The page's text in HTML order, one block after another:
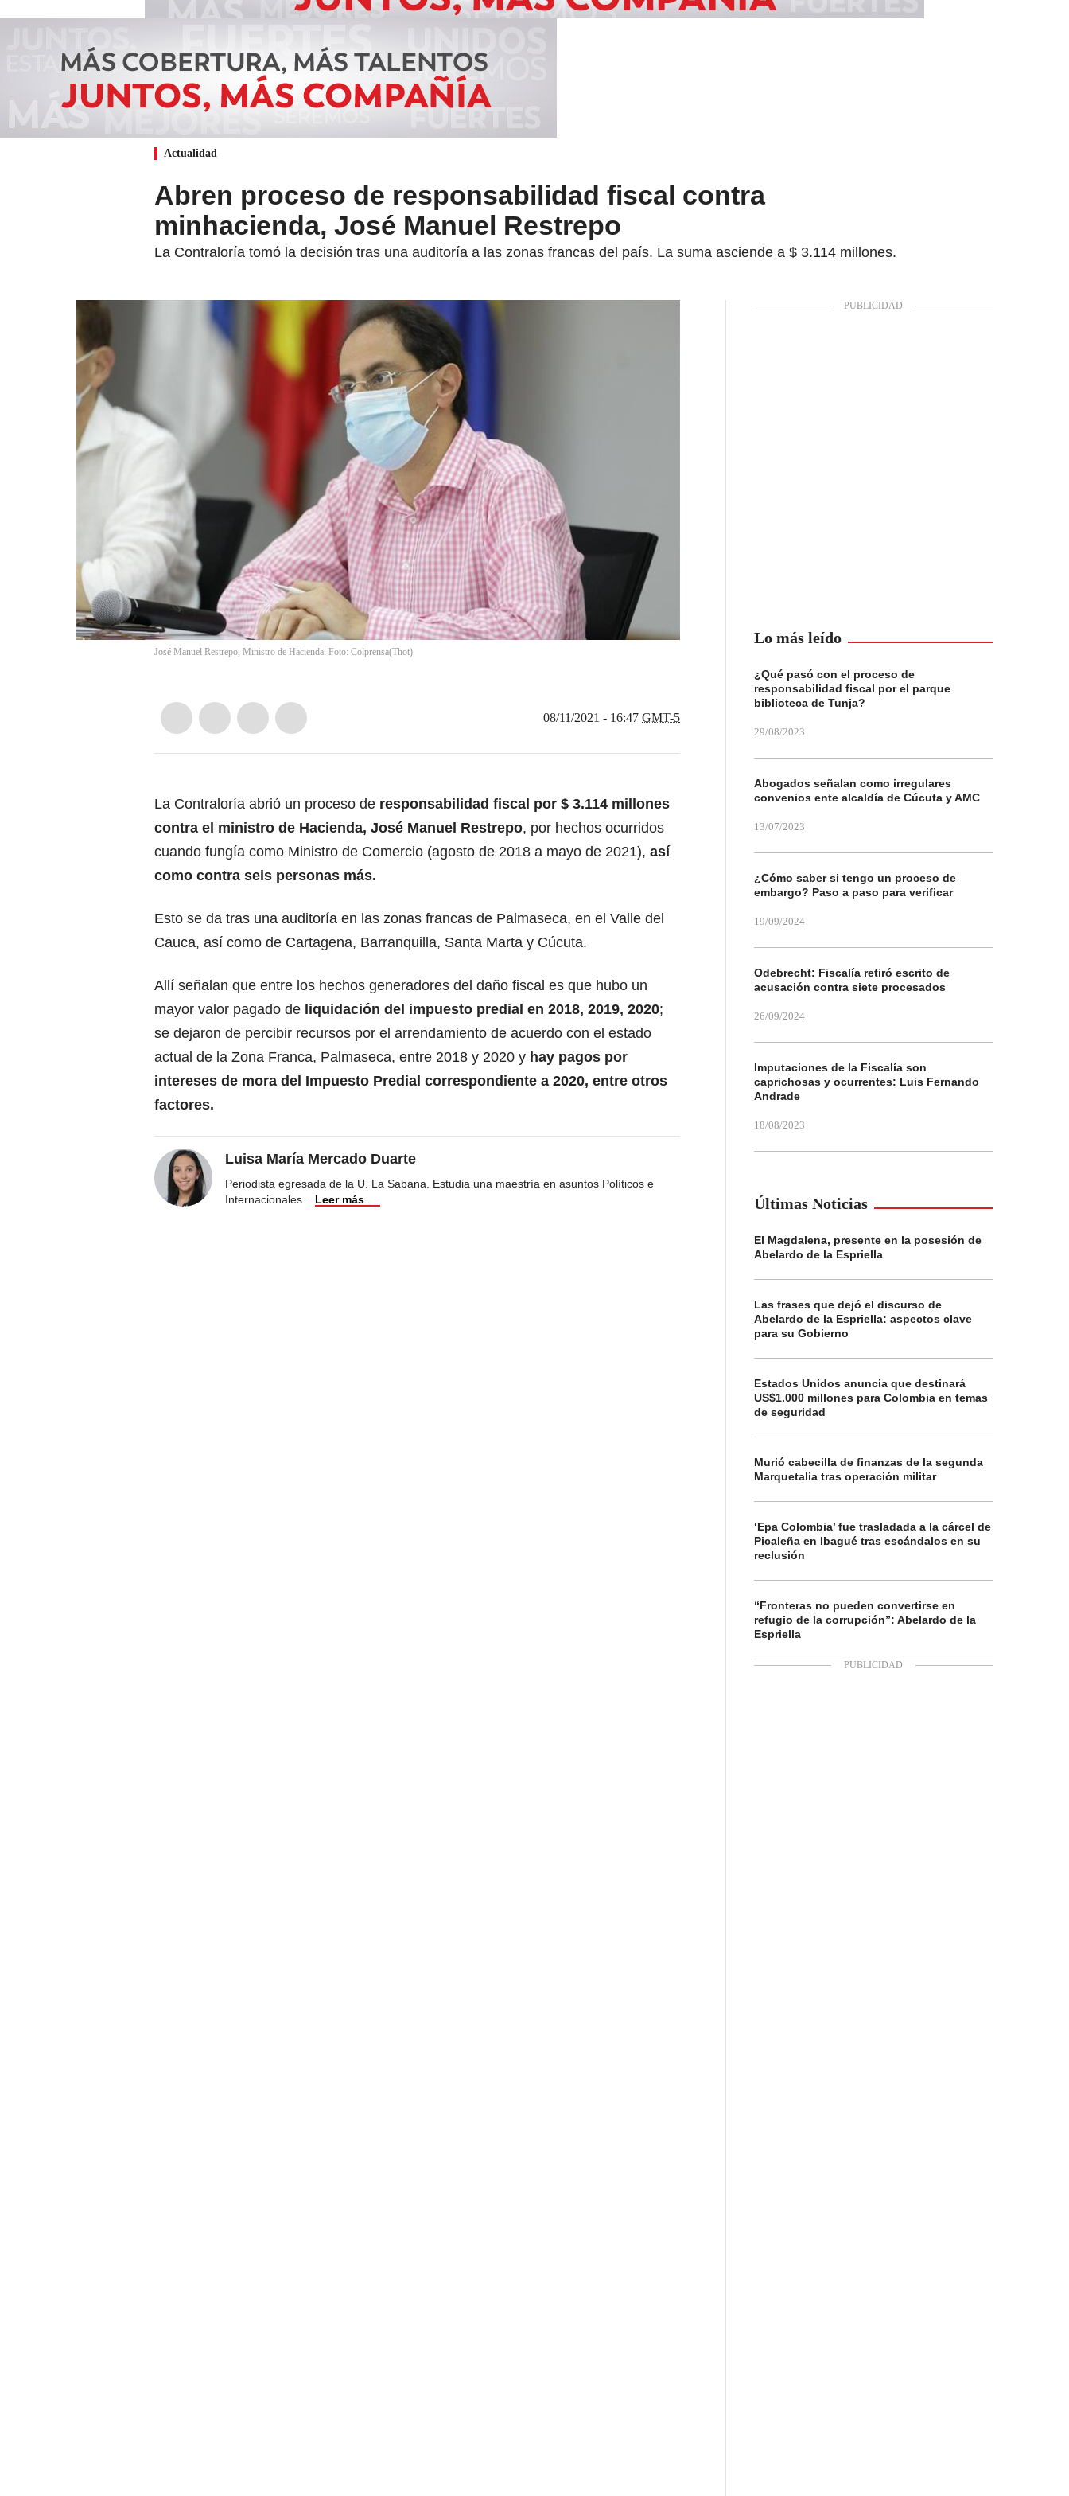
Actualidad
Abren proceso de responsabilidad fiscal contra
minhacienda, José Manuel Restrepo
La Contraloría tomó la decisión tras una auditoría a las zonas francas del país. La suma asciende a $ 3.114 millones.
José Manuel Restrepo, Ministro de Hacienda. Foto: Colprensa(Thot)
08/11/2021 - 16:47 GMT-5
La Contraloría abrió un proceso de responsabilidad fiscal por ​​$ 3.114 millones
contra el ministro de Hacienda, José Manuel Restrepo, por hechos ocurridos
cuando fungía como Ministro de Comercio (agosto de 2018 a mayo de 2021), así
como contra seis personas más.
Esto se da tras una auditoría en las zonas francas de Palmaseca, en el Valle del
Cauca, así como de Cartagena, Barranquilla, Santa Marta y Cúcuta.
Allí señalan que entre los hechos generadores del daño fiscal es que hubo un
mayor valor pagado de liquidación del impuesto predial en 2018, 2019, 2020;
se dejaron de percibir recursos por el arrendamiento de acuerdo con el estado
actual de la Zona Franca, Palmaseca, entre 2018 y 2020 y hay pagos por
intereses de mora del Impuesto Predial correspondiente a 2020, entre otros
factores.
Luisa María Mercado Duarte
Periodista egresada de la U. La Sabana. Estudia una maestría en asuntos Políticos e
Internacionales
Leer más
Lo más leído
¿Qué pasó con el proceso de
responsabilidad fiscal por el parque
biblioteca de Tunja?
29/08/2023
Abogados señalan como irregulares
convenios ente alcaldía de Cúcuta y AMC
13/07/2023
¿Cómo saber si tengo un proceso de
embargo? Paso a paso para verificar
19/09/2024
Odebrecht: Fiscalía retiró escrito de
acusación contra siete procesados
26/09/2024
Imputaciones de la Fiscalía son
caprichosas y ocurrentes: Luis Fernando
Andrade
18/08/2023
Últimas Noticias
El Magdalena, presente en la posesión de
Abelardo de la Espriella
Las frases que dejó el discurso de
Abelardo de la Espriella: aspectos clave
para su Gobierno
Estados Unidos anuncia que destinará
US$1.000 millones para Colombia en temas
de seguridad
Murió cabecilla de finanzas de la segunda
Marquetalia tras operación militar
‘Epa Colombia’ fue trasladada a la cárcel de
Picaleña en Ibagué tras escándalos en su
reclusión
“Fronteras no pueden convertirse en
refugio de la corrupción”: Abelardo de la
Espriella